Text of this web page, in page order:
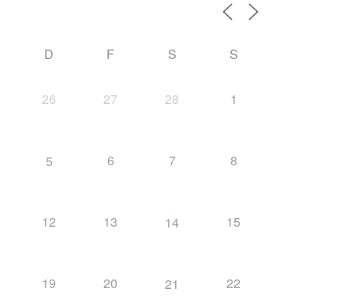
D F S S
26 27 28 1
5 6 7 8
12 13 14 15
19 20 21 22